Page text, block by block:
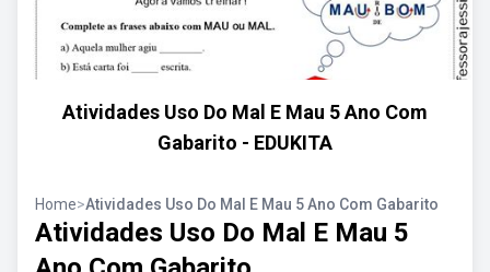
Atividades Uso Do Mal E Mau 5 Ano Com
Gabarito - EDUKITA
Home>Atividades Uso Do Mal E Mau 5 Ano Com Gabarito
Atividades Uso Do Mal E Mau 5